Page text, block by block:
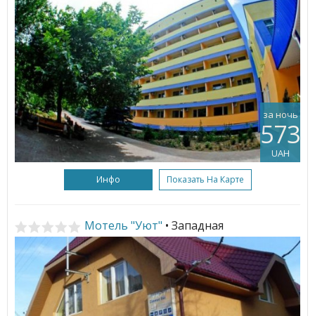
за ночь
573
UAH
Инфо Показать На Карте
Мотель "Уют" • Западная